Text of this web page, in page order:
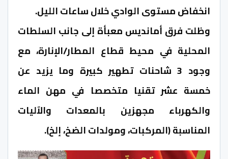
انخفاض مستوى الوادي خلال ساعات الليل.
وظلت فرق أمانديس معبأة إلى جانب السلطات
المحلية في محيط قطاع المطار/الإنارة، مع
وجود 3 شاحنات تطهير كبيرة وما يزيد عن
خمسة عشر تقنيا متخصصا في مهن الماء
والكهرباء مجهزين بالمعدات والآليات
المناسبة (المركبات، ومولدات الضخ، إلخ).